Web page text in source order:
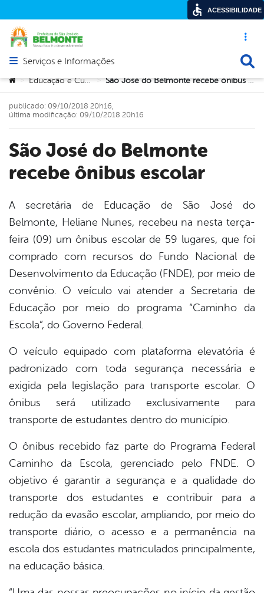
Acesso
Abrir menu principal de navegação
Serviços e Informações
Você está aqui:
> Educação e Cultura > São José do Belmonte recebe ônibus escolar
São José do Belmonte
recebe ônibus escolar
publicado: 09/10/2018 20h16,
última modificação: 09/10/2018 20h16
A secretária de Educação de São José do
Belmonte, Heliane Nunes, recebeu na nesta terça-
feira (09) um ônibus escolar de 59 lugares, que foi
comprado com recursos do Fundo Nacional de
Desenvolvimento da Educação (FNDE), por meio de
convênio. O veículo vai atender a Secretaria de
Educação por meio do programa “Caminho da
Escola”, do Governo Federal.
O veículo equipado com plataforma elevatória é
padronizado com toda segurança necessária e
exigida pela legislação para transporte escolar. O
ônibus será utilizado exclusivamente para
transporte de estudantes dentro do município.
O ônibus recebido faz parte do Programa Federal
Caminho da Escola, gerenciado pelo FNDE. O
objetivo é garantir a segurança e a qualidade do
transporte dos estudantes e contribuir para a
redução da evasão escolar, ampliando, por meio do
transporte diário, o acesso e a permanência na
escola dos estudantes matriculados principalmente,
na educação básica.
ACESSIBILIDADE